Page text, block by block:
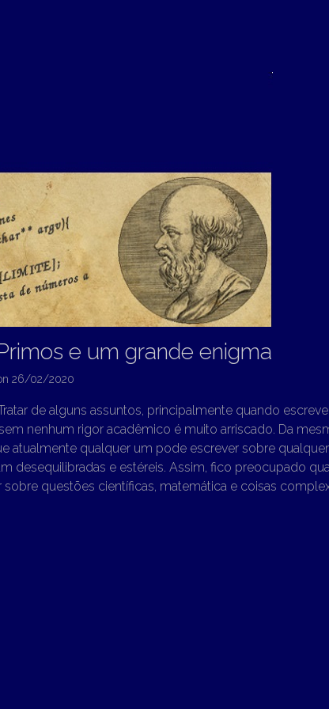
e um grande enigma
26/02/2020
de alguns assuntos, principalmente quando
nenhum rigor acadêmico é muito arriscado. Da
atualmente qualquer um pode escrever sobre qualquer
desequilibradas e estéreis. Assim, fico preocupado
sobre questões científicas, matemática e coisas